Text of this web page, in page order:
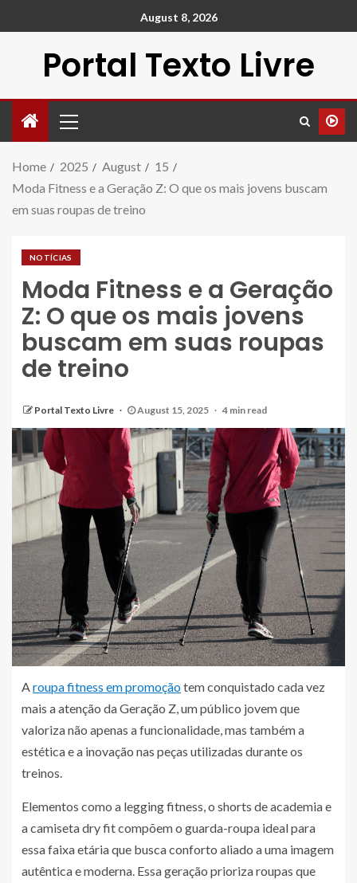
August 8, 2026
Portal Texto Livre
Home 2025 August
15
Moda Fitness e a Geração Z: O que os mais jovens buscam
em suas roupas de treino
NOTÍCIAS
Moda Fitness e a Geração
Z: O que os mais jovens
buscam em suas roupas
de treino
Portal Texto Livre August 15, 2025 4 min read
A roupa fitness em promoçãotem conquistado cada vez
mais a atenção da Geração Z, um público jovem que
valoriza não apenas a funcionalidade, mas também a
estética e a inovação nas peças utilizadas durante os
treinos.
Elementos como a legging fitness, o shorts de academia e
a camiseta dry fit compõem o guarda-roupa ideal para
essa faixa etária que busca conforto aliado a uma imagem
autêntica e moderna. Essa geração prioriza roupas que